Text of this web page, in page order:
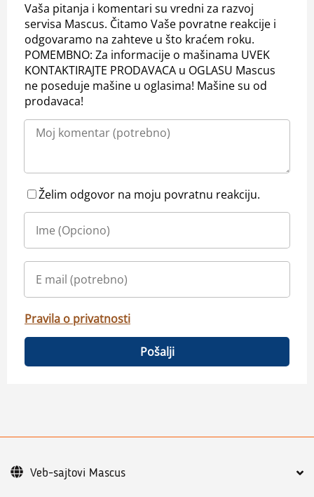
Vaša pitanja i komentari su vredni za razvoj
servisa Mascus. Čitamo Vaše povratne reakcije i
odgovaramo na zahteve u što kraćem roku.
POMEMBNO: Za informacije o mašinama UVEK
KONTAKTIRAJTE PRODAVACA u OGLASU Mascus
ne poseduje mašine u oglasima! Mašine su od
prodavaca!
Želim odgovor na moju povratnu reakciju.
Pravila o privatnosti
Pošalji
Veb-sajtovi Mascus